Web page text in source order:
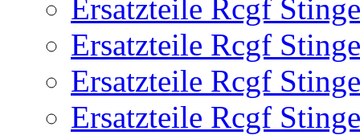
Ersatzteile Rcgf
Ersatzteile Rcgf
Ersatzteile Rcgf
Ersatzteile Rcgf